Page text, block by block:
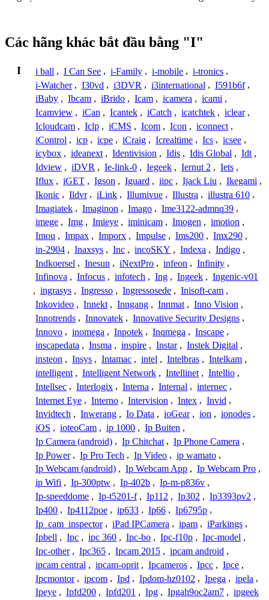
Các hãng khác bắt đầu bằng "I"
I i ball , I Can See , i-Family , i-mobile , i-tronics ,
i-Watcher , I30vd , i3DVR , i3international , I591b6f ,
iBaby , Ibcam , iBrido , Icam , icamera , icami ,
Icamview , iCan , Icantek , iCatch , icatchtek , iclear ,
Icloudcam , Iclp , iCMS , Icom , Icon , iconnect ,
iControl , icp , icpe , iCraig , Icrealtime , Ics , icsee ,
icybox , ideanext , Identivision , Idis , Idis Global , Idt ,
Idview , iDVR , Ie-link-0 , Iegeek , Iernut 2 , Iets ,
Iflux , iGET , Igson , Iguard , iipc , Ijack Liu , Ikegami ,
Ikonic , Ildvr , iLink , Illumivue , Illustra , illustra 610 ,
Imagiatek , Imaginon , Imago , Ime3122-admnq39 ,
imege , Img , Imieye , iminicam , Imogen , imotion ,
Imou , Impax , Imporx , Impulse , Ims200 , Imx290 ,
in-2904 , Inaxsys , Inc , incoSKY , Indexa , Indigo ,
Indkoersel , Inesun , iNextPro , infeon , Infinity ,
Infinova , Infocus , infotech , Ing , Ingeek , Ingenic-v01
, ingrasys , Ingresso , Ingressosede , Inisoft-cam ,
Inkovideo , Innekt , Inngang , Innmat , Inno Vision ,
Innotrends , Innovatek , Innovative Security Designs ,
Innovo , inomega , Inpotek , Inqmega , Inscape ,
inscapedata , Insma , inspire , Instar , Instek Digital ,
insteon , Insys , Intamac , intel , Intelbras , Intelkam ,
intelligent , Intelligent Network , Intellinet , Intellio ,
Intellsec , Interlogix , Interna , Internal , internec ,
Internet Eye , Interno , Intervision , Intex , Invid ,
Invidtech , Inwerang , Io Data , ioGear , ion , ionodes ,
iOS , ioteoCam , ip 1000 , Ip Buiten ,
Ip Camera (android) , Ip Chitchat , Ip Phone Camera ,
Ip Power , Ip Pro Tech , Ip Video , ip wamato ,
Ip Webcam (android) , Ip Webcam App , Ip Webcam Pro ,
ip Wifi , Ip-300ptw , Ip-402b , Ip-m-p836v ,
Ip-speeddome , Ip-t5201-f , Ip112 , Ip302 , Ip3393pv2 ,
Ip400 , Ip4112poe , ip633 , Ip66 , Ip6795p ,
Ip_cam_inspector , iPad IPCamera , ipam , iParkings ,
Ipbell , Ipc , ipc 360 , Ipc-bo , Ipc-f10p , Ipc-model ,
Ipc-other , Ipc365 , Ipcam 2015 , ipcam android ,
ipcam central , ipcam-oprit , Ipcameros , Ipcc , Ipce ,
Ipcmontor , ipcom , Ipd , Ipdom-hz0102 , Ipega , ipela ,
Ipeye , Ipfd200 , Ipfd201 , Ipg , Ipgah9oc2am7 , ipgeek